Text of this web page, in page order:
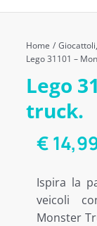
GIOCATTOLI
LINEE E
LEGO
OFFERTE
NOVITÀ
LE NOSTRE
Home Giocattoli
Lego 31101 –
Lego
truck.
€
Ispira la
veicoli
Monster